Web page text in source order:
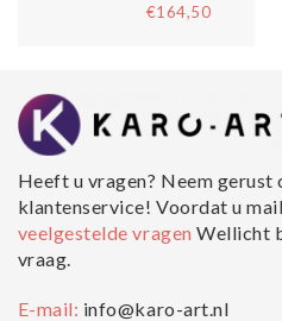
€164,50
Heeft u vragen? Neem
klantenservice! Voordat u
veelgestelde vragenWellicht
vraag.
E-mail: info@karo-art.nl